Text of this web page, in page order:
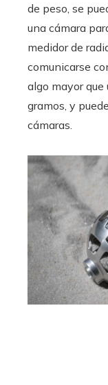
de peso, se
una cámara
medidor de
comunicarse
algo mayor
gramos, y
cámaras.